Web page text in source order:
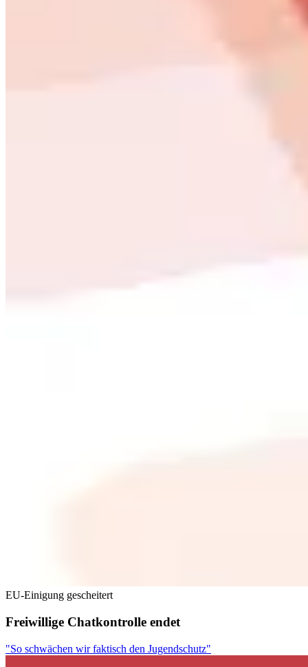
EU-Einigung gescheitert
Freiwillige Chatkontrolle endet
"So schwächen wir faktisch den Jugendschutz"